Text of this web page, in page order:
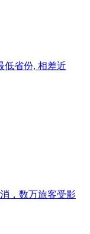
低省份, 相差近
，数万旅客受影